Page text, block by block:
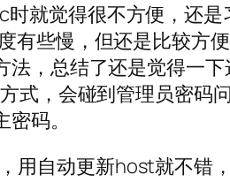
就觉得很不方便，还是
有些慢，但还是比较方
，总结了还是觉得一
式，会碰到管理员密码
码。
用自动更新host就不错